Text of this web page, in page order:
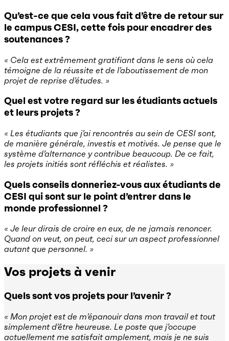
Qu’est-ce que cela vous fait d’être de retour sur
le campus CESI, cette fois pour encadrer des
soutenances ?
« Cela est extrêmement gratifiant dans le sens où cela
témoigne de la réussite et de l’aboutissement de mon
projet de reprise d’études. »
Quel est votre regard sur les étudiants actuels
et leurs projets ?
« Les étudiants que j’ai rencontrés au sein de CESI sont,
de manière générale, investis et motivés. Je pense que le
système d’alternance y contribue beaucoup. De ce fait,
les projets initiés sont réfléchis et réalistes. »
Quels conseils donneriez-vous aux étudiants de
CESI qui sont sur le point d’entrer dans le
monde professionnel ?
« Je leur dirais de croire en eux, de ne jamais renoncer.
Quand on veut, on peut, ceci sur un aspect professionnel
autant que personnel. »
Vos projets à venir
Quels sont vos projets pour l’avenir ?
« Mon projet est de m’épanouir dans mon travail et tout
simplement d’être heureuse. Le poste que j’occupe
actuellement me satisfait amplement, mais je ne suis